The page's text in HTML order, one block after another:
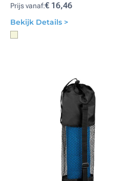
Prijs vanaf:€ 16,46
Bekijk Details >